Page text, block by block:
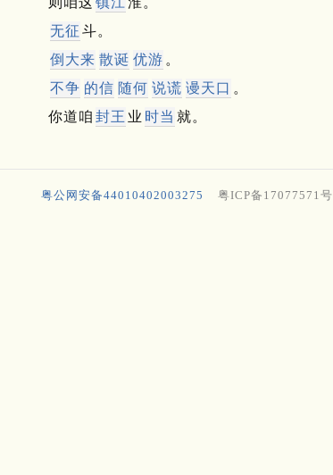
无征 斗。
倒大来 散诞 优游 。
不争 的信 随何 说谎 谩天口 。
你道咱 封王 业 时当 就。
粤公网安备44010402003275 粤ICP备17077571号